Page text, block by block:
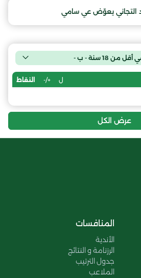
التجاني يعوّض عي سامي
من 18 سنة - ب -
ل +/- النقاط
عرض الكل
المنافسات
الأندية
الرزنامة و النتائج
جدول الترتيب
الملاعب